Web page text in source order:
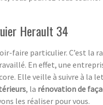
Herault 34
faire particulier. C’est la
En effet, une
Elle veille à suivre à la
, la rénovation de
les réaliser pour vous.